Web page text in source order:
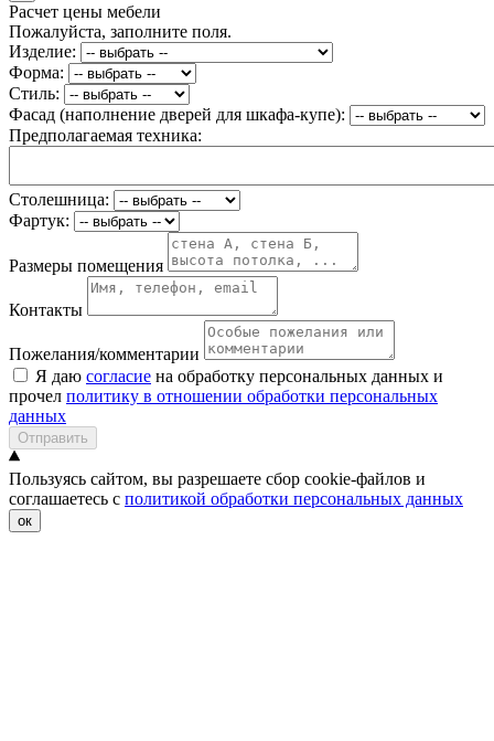
Расчет цены мебели
Пожалуйста, заполните поля.
Изделие:
Форма:
Стиль:
Фасад (наполнение дверей для шкафа-купе):
Предполагаемая техника:
Столешница:
Фартук:
Размеры помещения
Контакты
Пожелания/комментарии
Я даю согласие на обработку персональных данных и
прочел политику в отношении обработки персональных
данных
Отправить
Пользуясь сайтом, вы разрешаете сбор cookie-файлов и
соглашаетесь с политикой обработки персональных данных
ок